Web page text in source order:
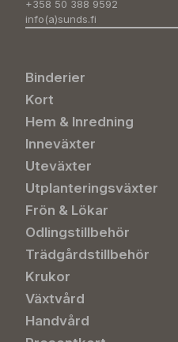
+358 50 388 9592
info(a)sunds.fi
Binderier
Kort
Hem & Inredning
Inneväxter
Uteväxter
Utplanteringsväxter
Frön & Lökar
Odlingstillbehör
Trädgårdstillbehör
Krukor
Växtvård
Handvård